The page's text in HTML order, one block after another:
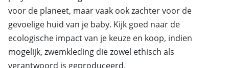
voor de planeet, maar vaak ook zachter voor de
gevoelige huid van je baby. Kijk goed naar de
ecologische impact van je keuze en koop, indien
mogelijk, zwemkleding die zowel ethisch als
verantwoord is geproduceerd.